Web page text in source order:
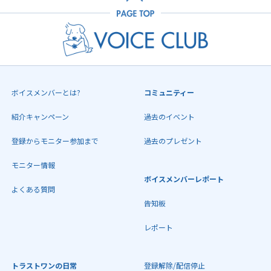
ボイスメンバーとは?
紹介キャンペーン
登録からモニター参加まで
モニター情報
よくある質問
コミュニティー
過去のイベント
過去のプレゼント
ボイスメンバーレポート
告知板
レポート
トラストワンの日常 登録解除/配信停止